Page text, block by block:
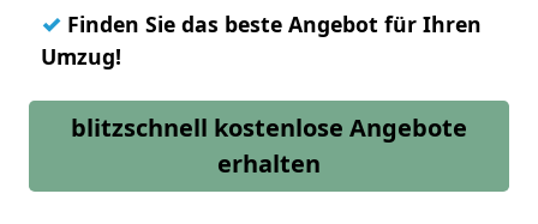
✓ Finden Sie das beste Angebot für Ihren
Umzug!
blitzschnell kostenlose Angebote
erhalten